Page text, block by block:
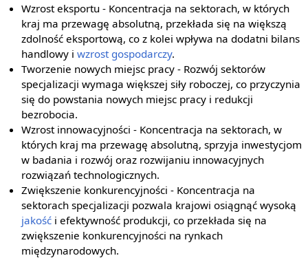
Wzrost eksportu - Koncentracja na sektorach, w których
kraj ma przewagę absolutną, przekłada się na większą
zdolność eksportową, co z kolei wpływa na dodatni bilans
handlowy iwzrost gospodarczy.
Tworzenie nowych miejsc pracy - Rozwój sektorów
specjalizacji wymaga większej siły roboczej, co przyczynia
się do powstania nowych miejsc pracy i redukcji
bezrobocia.
Wzrost innowacyjności - Koncentracja na sektorach, w
których kraj ma przewagę absolutną, sprzyja inwestycjom
w badania i rozwój oraz rozwijaniu innowacyjnych
rozwiązań technologicznych.
Zwiększenie konkurencyjności - Koncentracja na
sektorach specjalizacji pozwala krajowi osiągnąć wysoką
jakość i efektywność produkcji, co przekłada się na
zwiększenie konkurencyjności na rynkach
międzynarodowych.